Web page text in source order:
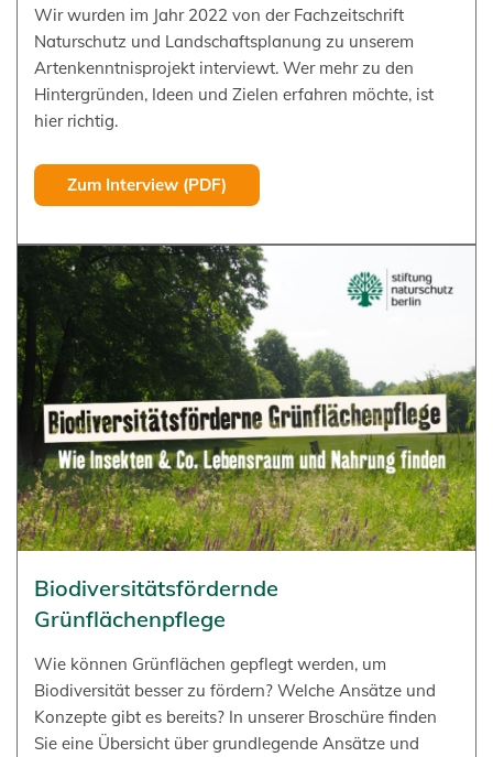
Wir wurden im Jahr 2022 von der Fachzeitschrift
Naturschutz und Landschaftsplanung zu unserem
Artenkenntnisprojekt interviewt. Wer mehr zu den
Hintergründen, Ideen und Zielen erfahren möchte, ist
hier richtig.
Zum Interview (PDF)
Biodiversitätsfördernde
Grünflächenpflege
Wie können Grünflächen gepflegt werden, um
Biodiversität besser zu fördern? Welche Ansätze und
Konzepte gibt es bereits? In unserer Broschüre finden
Sie eine Übersicht über grundlegende Ansätze und